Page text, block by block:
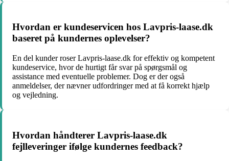
Hvordan er kundeservicen hos Lavpris-laase.dk
baseret på kundernes oplevelser?
En del kunder roser Lavpris-laase.dk for effektiv og kompetent
kundeservice, hvor de hurtigt får svar på spørgsmål og
assistance med eventuelle problemer. Dog er der også
anmeldelser, der nævner udfordringer med at få korrekt hjælp
og vejledning.
Hvordan håndterer Lavpris-laase.dk
fejlleveringer ifølge kundernes feedback?